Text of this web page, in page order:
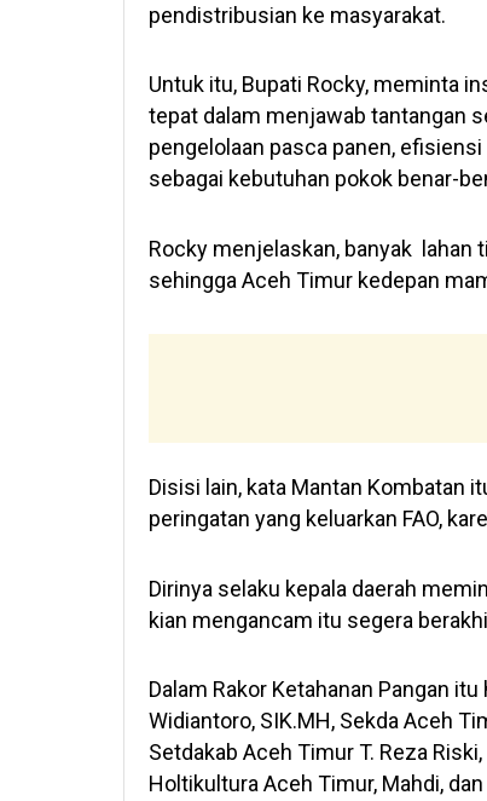
pendistribusian ke masyarakat.
Untuk itu, Bupati Rocky, meminta
tepat dalam menjawab tantangan
pengelolaan pasca panen,
sebagai kebutuhan pokok benar-
Rocky menjelaskan, banyak lahan
sehingga Aceh Timur kedepan
Disisi lain, kata Mantan Kombatan
peringatan yang keluarkan FAO,
Dirinya selaku kepala daerah
kian mengancam itu segera
Dalam Rakor Ketahanan Pangan
Widiantoro, SIK.MH, Sekda Aceh
Setdakab Aceh Timur T. Reza
Holtikultura Aceh Timur, Mahdi,